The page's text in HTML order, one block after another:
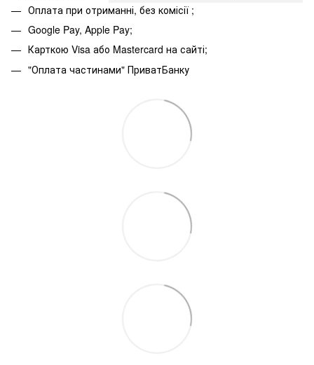
Оплата при отриманні, без комісії ;
Google Pay, Apple Pay;
Карткою Visa або Mastercard на сайті;
"Оплата частинами" ПриватБанку